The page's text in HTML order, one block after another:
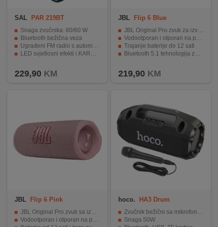
SAL PAR 219BT
Snaga zvučnika: 80/60 W
Bluetooth bežična veza
Ugrađeni FM radio s automatskim traženjem stanica
LED svjetlosni efekti i KARAOKE funkcija
229,90 KM
JBL Flip 6 Blue
JBL Original Pro zvuk za izvanrednu jasnoću
Vodootporan i otporan na prašinu
Trajanje baterije do 12 sati
Bluetooth 5.1 tehnologija za jednostavno povezivanje
219,90 KM
JBL Flip 6 Pink
JBL Original Pro zvuk sa izuzetnom jasnoćom
Vodootporan i otporan na prašinu
hoco. HA3 Drum
Zvučnik bežični sa mikrofonom
Snaga 50W